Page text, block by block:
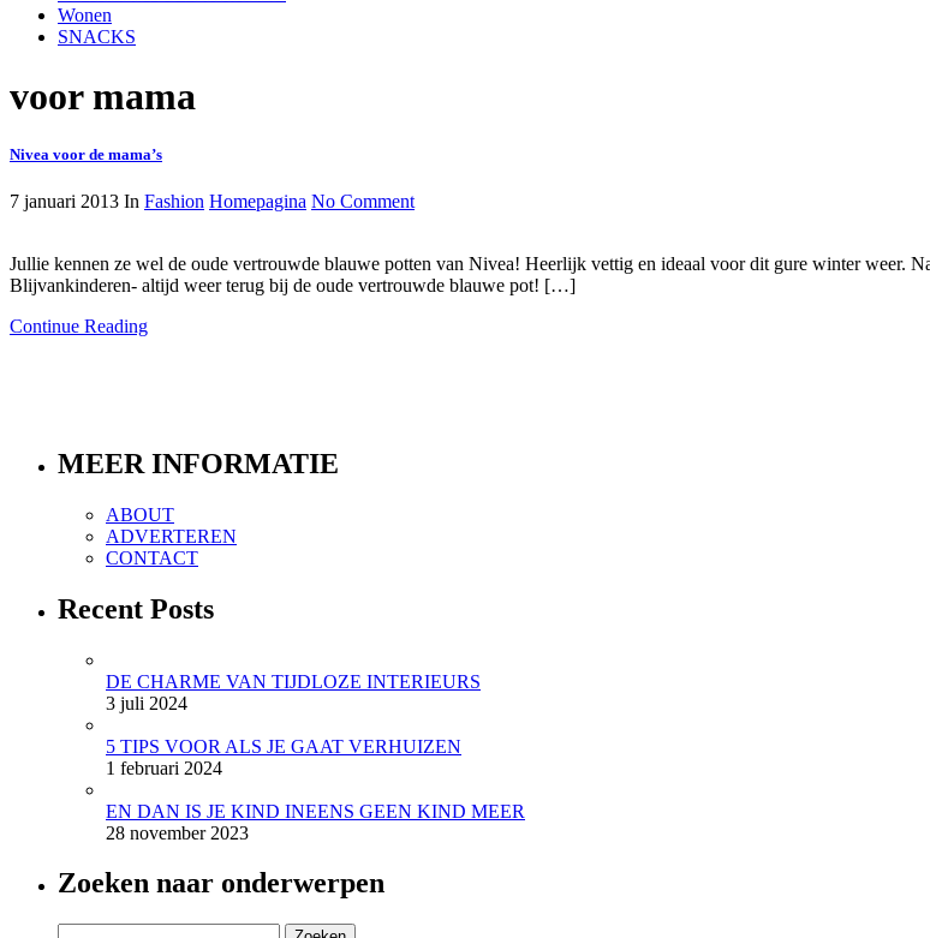
Wonen
SNACKS
voor mama
Nivea voor de mama’s
7 januari 2013 In Fashion Homepagina No Comment
Jullie kennen ze wel de oude vertrouwde blauwe potten van Nivea! Heerlijk vettig en ideaal voor dit gure winter weer.
Blijvankinderen- altijd weer terug bij de oude vertrouwde blauwe pot! […]
Continue Reading
MEER INFORMATIE
ABOUT
ADVERTEREN
CONTACT
Recent Posts
DE CHARME VAN TIJDLOZE INTERIEURS
3 juli 2024
5 TIPS VOOR ALS JE GAAT VERHUIZEN
1 februari 2024
EN DAN IS JE KIND INEENS GEEN KIND MEER
28 november 2023
Zoeken naar onderwerpen